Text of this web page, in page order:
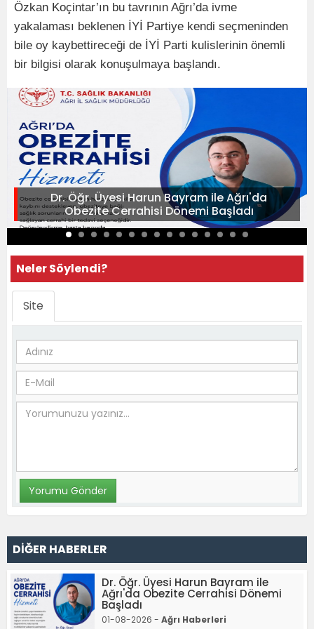
Özkan Koçintar’ın bu tavrının Ağrı’da ivme
yakalaması beklenen İYİ Partiye kendi seçmeninden
bile oy kaybettireceği de İYİ Parti kulislerinin önemli
bir bilgisi olarak konuşulmaya başlandı.
Dr. Öğr. Üyesi Harun Bayram ile Ağrı'da
Obezite Cerrahisi Dönemi Başladı
Neler Söylendi?
Site
DİĞER HABERLER
Dr. Öğr. Üyesi Harun Bayram ile
Ağrı'da Obezite Cerrahisi Dönemi
Başladı
01-08-2026 - Ağrı Haberleri